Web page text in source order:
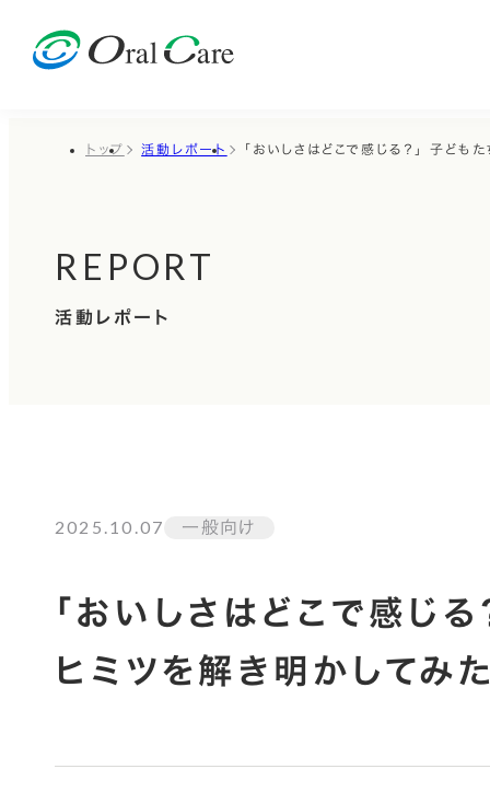
トップ 活動レポート 「おいしさはどこで感じる？」 子ども
REPORT
活動レポート
2025.10.07 一般向け
「おいしさはどこで感じ
ヒミツを解き明かしてみ